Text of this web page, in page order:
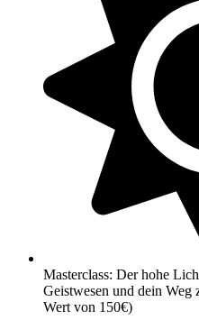
Masterclass: Der hohe
Geistwesen und dein
Wert von 150€)